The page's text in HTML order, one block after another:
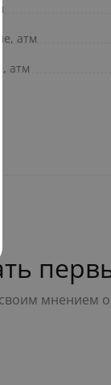
атм
атм
мнением